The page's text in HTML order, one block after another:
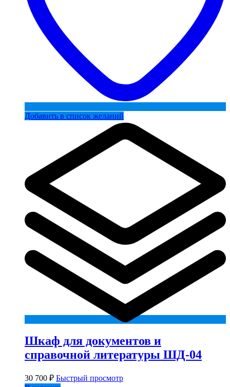
Добавить в список желаний
Шкаф для документов и
справочной литературы ШД-04
30 700 ₽ Быстрый просмотр